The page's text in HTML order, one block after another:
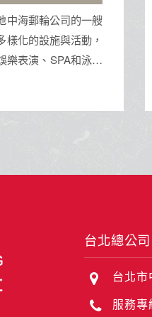
佛手
峴港是越南中部
灘、巴拿山佛手
山聞名。這裡融
台北總公司
台北市
服務